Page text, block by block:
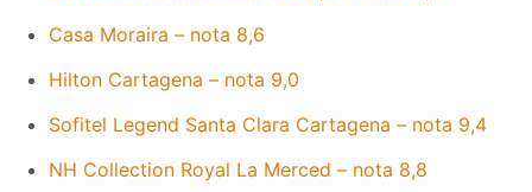
Casa Moraira – nota 8,6
Hilton Cartagena – nota 9,0
Sofitel Legend Santa Clara Cartagena – nota 9,4
NH Collection Royal La Merced – nota 8,8